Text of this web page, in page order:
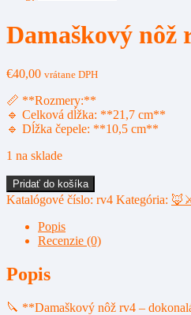
Damaškový nôž
€40,00 vrátane DPH
📏 **Rozmery:**
🔹 Celková dĺžka: **21,7 cm**
🔹 Dĺžka čepele: **10,5 cm**
1 na sklade
množstvo
Damaškový
Pridať do košíka
Katalógové číslo: rv4 Kategória:
Popis
Recenzie (0)
Popis
🔪 **Damaškový nôž rv4 –